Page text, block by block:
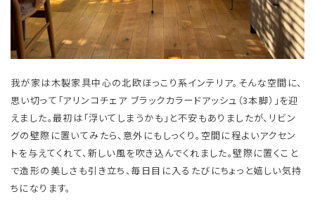
我が家は木製家具中心の北欧ほっこり系インテリア。そんな空間に、
思い切って「アリンコチェア ブラックカラードアッシュ（3本脚）」を迎
えました。最初は「浮いてしまうかも」と不安もありましたが、リビン
グの壁際に置いてみたら、意外にもしっくり。空間に程よいアクセン
トを与えてくれて、新しい風を吹き込んでくれました。壁際に置くこと
で造形の美しさも引き立ち、毎日目に入るたびにちょっと嬉しい気持
ちになります。